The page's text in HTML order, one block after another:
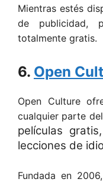
Mientras estés
de publicidad,
totalmente gratis.
6. Open
Open Culture
cualquier parte
películas
lecciones de
Fundada en